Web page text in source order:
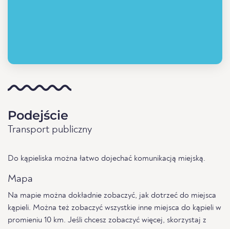
Podejście
Transport publiczny
Do kąpieliska można łatwo dojechać komunikacją miejską.
Mapa
Na mapie można dokładnie zobaczyć, jak dotrzeć do miejsca
kąpieli. Można też zobaczyć wszystkie inne miejsca do kąpieli w
promieniu 10 km. Jeśli chcesz zobaczyć więcej, skorzystaj z